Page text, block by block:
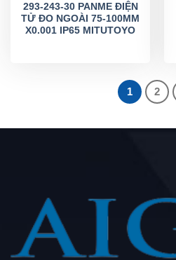
293-243-30 PANME ĐIỆN
TỬ ĐO NGOÀI 75-100MM
X0.001 IP65 MITUTOYO
1 2